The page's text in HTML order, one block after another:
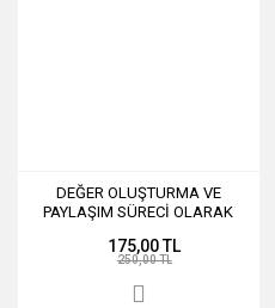
DEĞER OLUŞTURMA VE
PAYLAŞIM SÜRECİ OLARAK
175,00 TL
250,00 TL